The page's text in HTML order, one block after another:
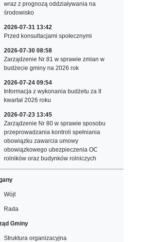
wraz z prognozą oddziaływania na
środowisko
2026-07-31 13:42
Przed konsultacjami społecznymi
2026-07-30 08:58
Zarządzenie Nr 81 w sprawie zmian w
budżecie gminy na 2026 rok
2026-07-24 09:54
Informacja z wykonania budżetu za II
kwartał 2026 roku
2026-07-23 13:45
Zarządzenie Nr 80 w sprawie sposobu
przeprowadzania kontroli spełniania
obowiązku zawarcia umowy
obowiązkowego ubezpieczenia OC
rolników oraz budynków rolniczych
Wójt
Rada
Gminy
Struktura organizacyjna